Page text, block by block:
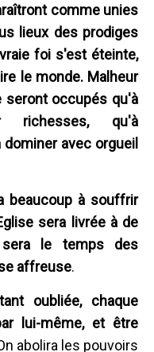
comme unies
lieux des prodiges
foi s'est éteinte,
le monde. Malheur
seront occupés qu'à
richesses, qu'à
avec orgueil
beaucoup à souffrir
sera livrée à de
sera le temps des
affreuse.
oubliée, chaque
lui-même, et être
abolira les pouvoirs